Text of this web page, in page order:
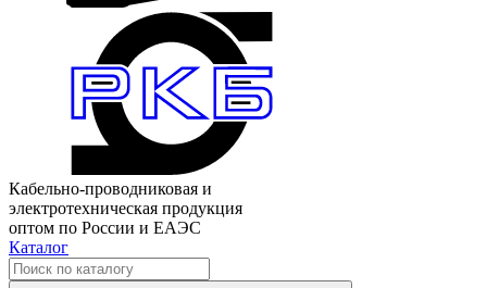
Кабельно-проводниковая и
электротехническая продукция
оптом по России и ЕАЭС
Каталог